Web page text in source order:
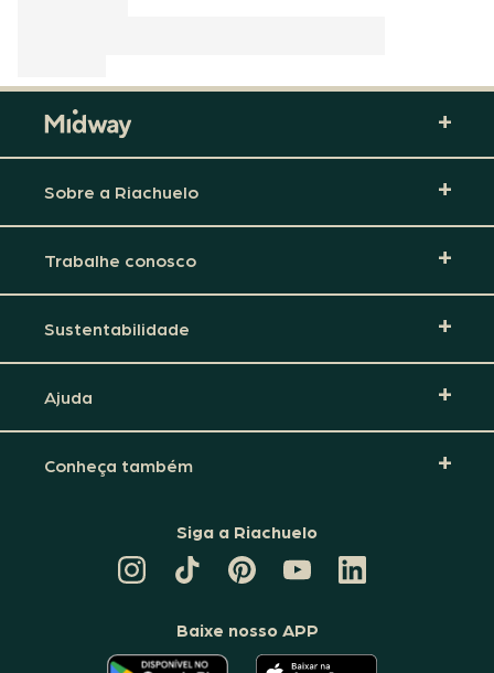
Sobre a Riachuelo
Trabalhe conosco
Sustentabilidade
Ajuda
Conheça também
Siga a Riachuelo
TIKTOK
DA
PINTEREST
DA
CANAL
DA
RIACHUELO
LINKEDIN
DA
Baixe nosso APP
O O